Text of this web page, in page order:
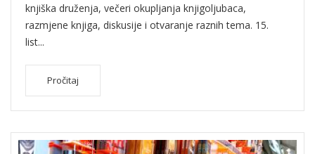
knjiška druženja, večeri okupljanja knjigoljubaca,
razmjene knjiga, diskusije i otvaranje raznih tema. 15.
list...
Pročitaj